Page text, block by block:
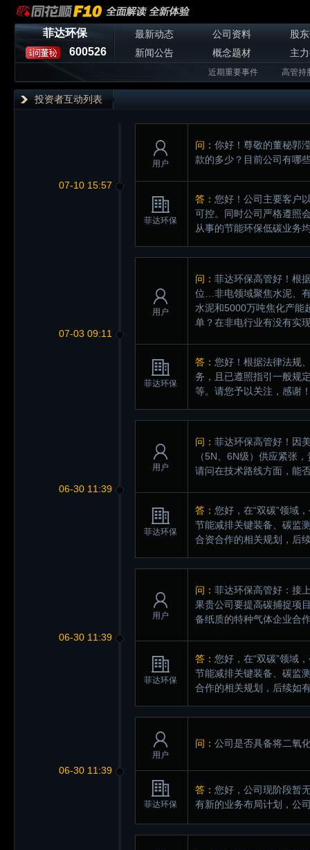
菲达环保
600526
最新动态 公司资料
股
新闻公告
概念题材 主
近期重要事件 高管持
投资者互动列表
07-10 15:57
用户
问： 你好！尊敬的董秘郭
款的多少？目前公司有哪
菲达环保
答： 您好！公司主要客户
可控。同时公司严格遵照
从事的节能环保低碳业务
07-03 09:11
用户
问： 菲达环保高管好！根
位…非电领域聚焦水泥、
水泥和5000万吨焦化产能
单？在非电行业有没有实
菲达环保
答： 您好！根据法律法规
务，且已遵照指引一般规
等。请您予以关注，感谢
06-30 11:39
用户
问： 菲达环保高管好！因
（5N、6N级）供应紧张
请问在技术路线方面，能
菲达环保
答： 您好，在“双碳”领域
节能减排关键装备、碳监
合资合作的相关规划，后
06-30 11:39
用户
问： 菲达环保高管好：接
果贵公司要提高碳捕捉项
备纸质的特种气体企业合
菲达环保
答： 您好，在“双碳”领域
节能减排关键装备、碳监
合作的相关规划，后续如
06-30 11:39
用户
问： 公司是否具备将二氧
菲达环保
答： 您好，公司现阶段暂
有新的业务布局计划，公